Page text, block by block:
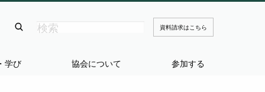
資料請求はこちら
学び 協会について 参加する